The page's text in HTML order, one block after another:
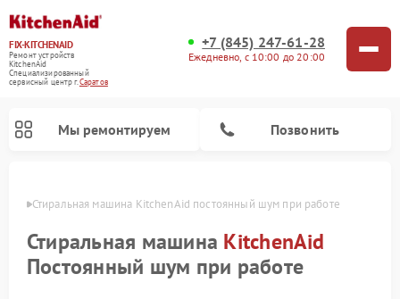
FIX-KITCHENAID
Ремонт устройств
KitchenAid
Специализированный
cервисный центр г.Саратов
+7 (845) 247-61-28
Ежедневно, с 10:00 до 20:00
Мы ремонтируем Позвонить
Стиральная машина KitchenAid постоянный шум при работе
Стиральная машина KitchenAid
Постоянный шум при работе